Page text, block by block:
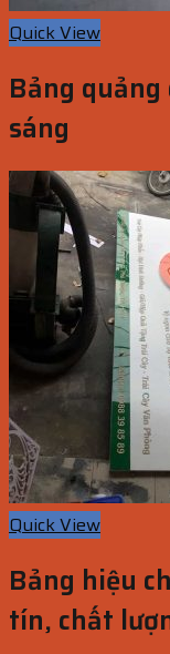
Quick View
Bảng quảng
sáng
Quick View
Bảng hiệu
tín, chất